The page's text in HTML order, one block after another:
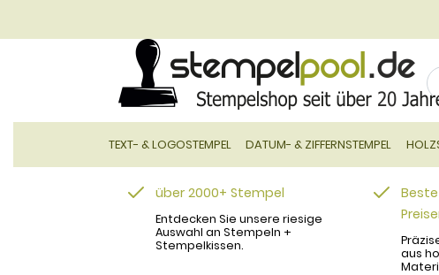
TEXT- & LOGOSTEMPEL DATUM- & ZIFFERNSTEMPEL
über 2000+ Stempel
Entdecken Sie unsere riesige
Auswahl an Stempeln +
Stempelkissen.
aus